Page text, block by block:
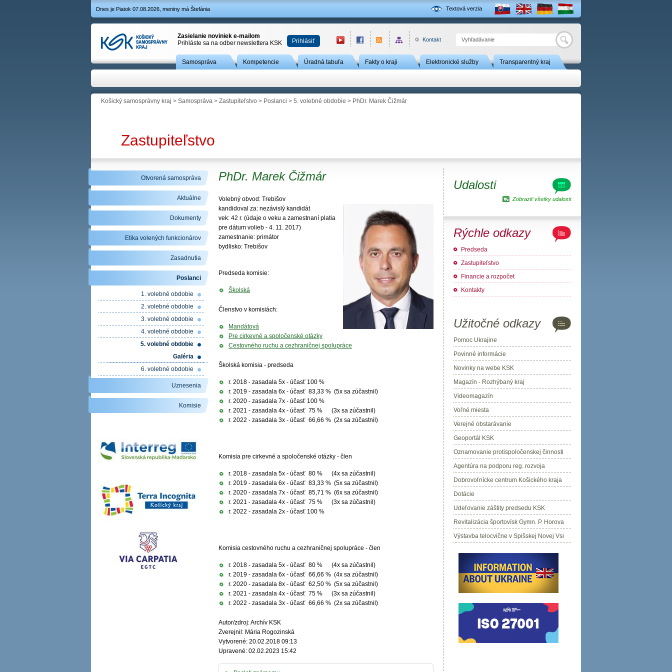
Textová verzia
Dnes je Piatok 07.08.2026, meniny má Štefánia
Hľadať
Zasielanie noviniek e-mailom
Prihláste sa na odber newslettera KSK
Prihlásiť Kontakt
Samospráva Kompetencie Úradná tabuľa Fakty o kraji Elektronické služby Transparentný kraj
Košický samosprávny kraj > Samospráva > Zastupiteľstvo > Poslanci > 5. volebné obdobie > PhDr. Marek Čižmár
Zastupiteľstvo
PhDr. Marek Čižmár
Volebný obvod: Trebišov
kandidoval za: nezávislý kandidát
vek: 42 r. (údaje o veku a zamestnaní platia
pre dátum volieb - 4. 11. 2017)
zamestnanie: primátor
bydlisko: Trebišov
Predseda komisie:
Školská
Členstvo v komisiách:
Mandátová
Pre cirkevné a spoločenské otázky
Cestovného ruchu a cezhraničnej spolupráce
Školská komisia - predseda
r. 2018 - zasadala 5x - účasť 100 %
r. 2019 - zasadala 6x - účasť 83,33 % (5x sa zúčastnil)
r. 2020 - zasadala 7x - účasť 100 %
r. 2021 - zasadala 4x - účasť 75 % (3x sa zúčastnil)
r. 2022 - zasadala 3x - účasť 66,66 % (2x sa zúčastnil)
Komisia pre cirkevné a spoločenské otázky - člen
r. 2018 - zasadala 5x - účasť 80 % (4x sa zúčastnil)
r. 2019 - zasadala 6x - účasť 83,33 % (5x sa zúčastnil)
r. 2020 - zasadala 7x - účasť 85,71 % (6x sa zúčastnil)
r. 2021 - zasadala 4x - účasť 75 % (3x sa zúčastnil)
r. 2022 - zasadala 2x - účasť 100 %
Komisia cestovného ruchu a cezhraničnej spolupráce - člen
r. 2018 - zasadala 5x - účasť 80 % (4x sa zúčastnil)
r. 2019 - zasadala 6x - účasť 66,66 % (4x sa zúčastnil)
r. 2020 - zasadala 8x - účasť 62,50 % (5x sa zúčastnil)
r. 2021 - zasadala 4x - účasť 75 % (3x sa zúčastnil)
r. 2022 - zasadala 3x - účasť 66,66 % (2x sa zúčastnil)
Autor/zdroj: Archív KSK
Zverejnil: Mária Rogozinská
Vytvorené: 20.02.2018 09:13
Upravené: 02.02.2023 15:42
Otvorená samospráva
Aktuálne
Dokumenty
Etika volených funkcionárov
Zasadnutia
Poslanci
1. volebné obdobie
2. volebné obdobie
3. volebné obdobie
4. volebné obdobie
5. volebné obdobie
Galéria
6. volebné obdobie
Uznesenia
Komisie
Udalosti
Zobraziť všetky udalosti
Rýchle odkazy
Predseda
Zastupiteľstvo
Financie a rozpočet
Kontakty
Užitočné odkazy
Pomoc Ukrajine
Povinné informácie
Novinky na webe KSK
Magazín - Rozhýbaný kraj
Videomagazín
Voľné miesta
Verejné obstarávanie
Geoportál KSK
Oznamovanie protispoločenskej činnosti
Agentúra na podporu reg. rozvoja
Dobrovoľnícke centrum Košického kraja
Dotácie
Udeľovanie záštity predsedu KSK
Revitalizácia športovísk Gymn. P. Horova
Výstavba telocvične v Spišskej Novej Vsi